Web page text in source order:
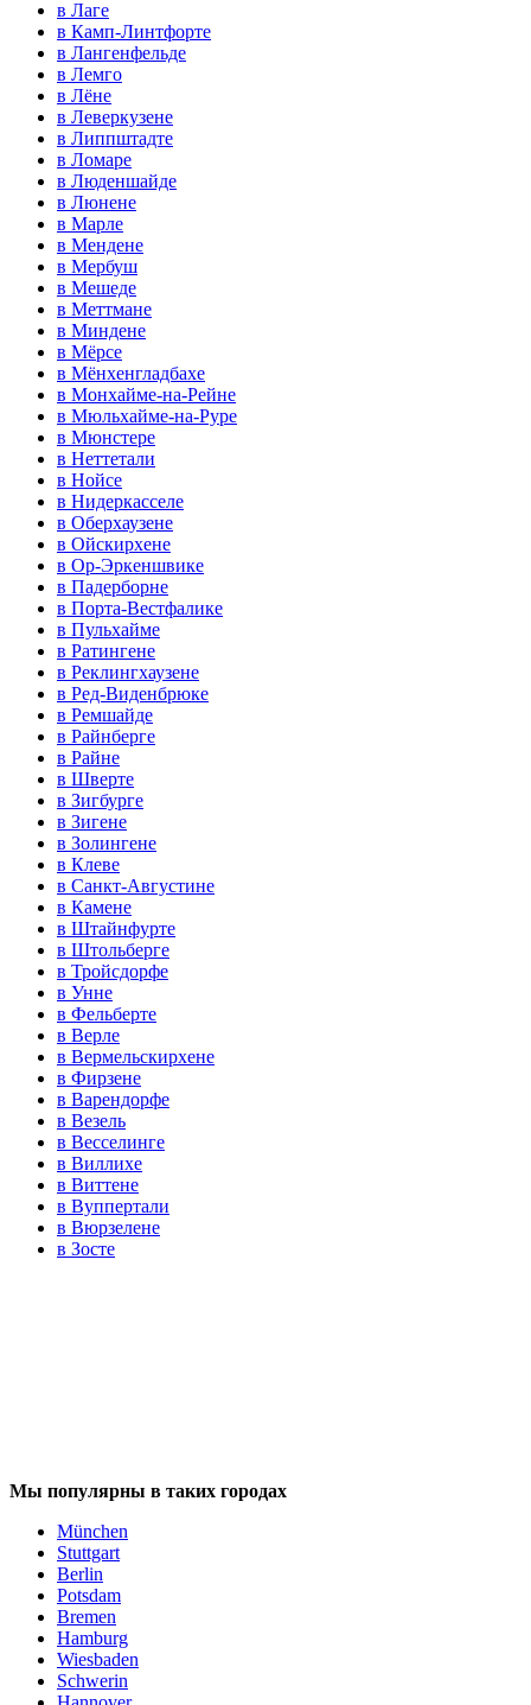
в Лаге
в Камп-Линтфорте
в Лангенфельде
в Лемго
в Лёне
в Леверкузене
в Липпштадте
в Ломаре
в Люденшайде
в Люнене
в Марле
в Мендене
в Мербуш
в Мешеде
в Меттмане
в Миндене
в Мёрсе
в Мёнхенгладбахе
в Монхайме-на-Рейне
в Мюльхайме-на-Руре
в Мюнстере
в Неттетали
в Нойсе
в Нидеркасселе
в Оберхаузене
в Ойскирхене
в Ор-Эркеншвике
в Падерборне
в Порта-Вестфалике
в Пульхайме
в Ратингене
в Реклингхаузене
в Ред-Виденбрюке
в Ремшайде
в Райнберге
в Райне
в Шверте
в Зигбурге
в Зигене
в Золингене
в Клеве
в Санкт-Августине
в Камене
в Штайнфурте
в Штольберге
в Тройсдорфе
в Унне
в Фельберте
в Верле
в Вермельскирхене
в Фирзене
в Варендорфе
в Везель
в Весселинге
в Виллихе
в Виттене
в Вуппертали
в Вюрзелене
в Зосте
Мы популярны в таких городах
München
Stuttgart
Berlin
Potsdam
Bremen
Hamburg
Wiesbaden
Schwerin